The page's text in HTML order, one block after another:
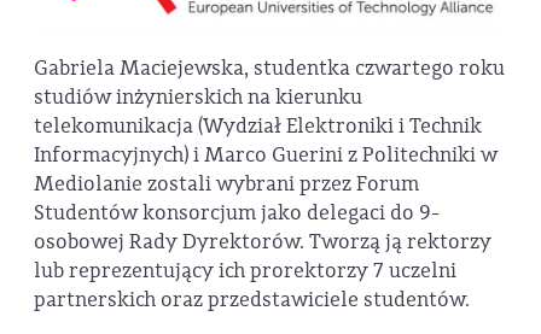
Gabriela Maciejewska, studentka czwartego roku
studiów inżynierskich na kierunku
telekomunikacja (Wydział Elektroniki i Technik
Informacyjnych) i Marco Guerini z Politechniki w
Mediolanie zostali wybrani przez Forum
Studentów konsorcjum jako delegaci do 9-
osobowej Rady Dyrektorów. Tworzą ją rektorzy
lub reprezentujący ich prorektorzy 7 uczelni
partnerskich oraz przedstawiciele studentów.